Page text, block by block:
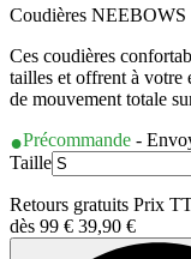
Coudières NEEBOWS
Ces coudières
tailles et offrent à votre
de mouvement totale
Précommande -
Taille
Retours gratuits Prix
dès 99 € 39,90 €